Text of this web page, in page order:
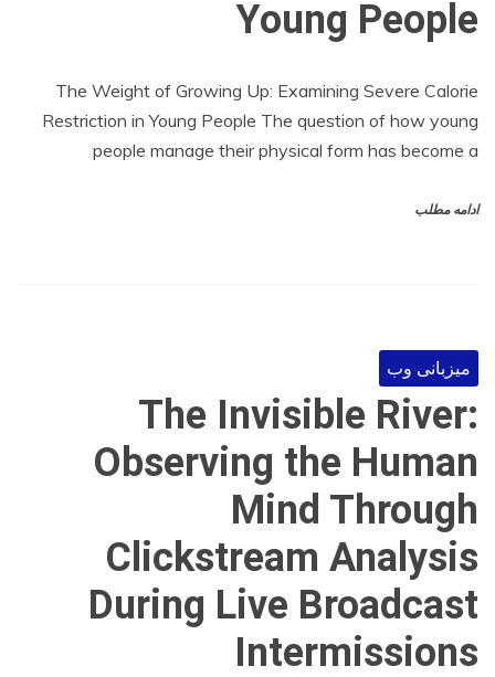
Young People
The Weight of Growing Up: Examining Severe Calorie
Restriction in Young People The question of how young
people manage their physical form has become a
ادامه مطلب
میزبانی وب
The Invisible River:
Observing the Human
Mind Through
Clickstream Analysis
During Live Broadcast
Intermissions